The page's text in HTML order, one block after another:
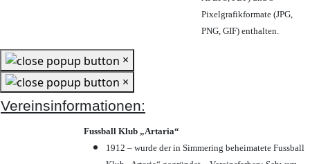
Pixelgrafikformate (JPG,
PNG, GIF) enthalten.
×
×
Vereinsinformationen:
Fussball Klub „Artaria“
1912 – wurde der in Simmering beheimatete Fussball